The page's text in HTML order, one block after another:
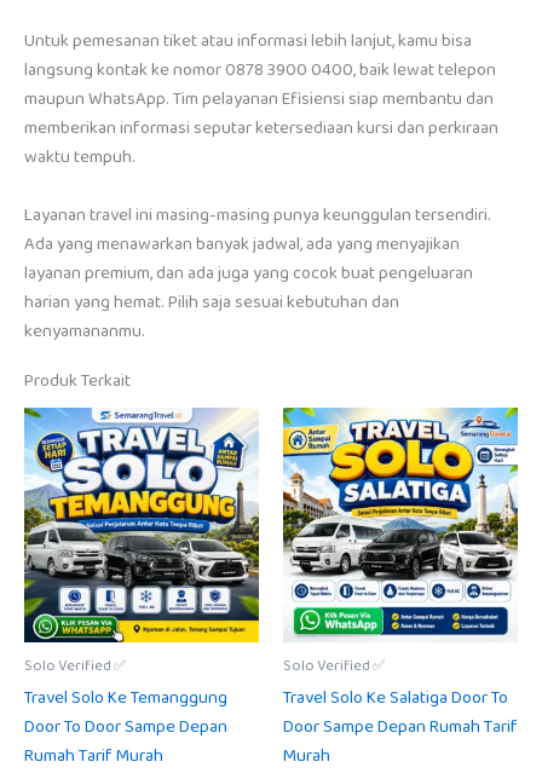
Untuk pemesanan tiket atau informasi lebih lanjut, kamu bisa
langsung kontak ke nomor 0878 3900 0400, baik lewat telepon
maupun WhatsApp. Tim pelayanan Efisiensi siap membantu dan
memberikan informasi seputar ketersediaan kursi dan perkiraan
waktu tempuh.
Layanan travel ini masing-masing punya keunggulan tersendiri.
Ada yang menawarkan banyak jadwal, ada yang menyajikan
layanan premium, dan ada juga yang cocok buat pengeluaran
harian yang hemat. Pilih saja sesuai kebutuhan dan
kenyamananmu.
Produk Terkait
Solo Verified ✅
Travel Solo Ke Temanggung
Door To Door Sampe Depan
Rumah Tarif Murah
Solo Verified ✅
Travel Solo Ke Salatiga Door To
Door Sampe Depan Rumah Tarif
Murah